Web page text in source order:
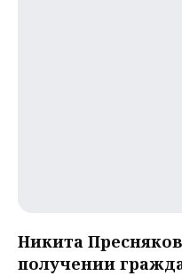
Никита
получении